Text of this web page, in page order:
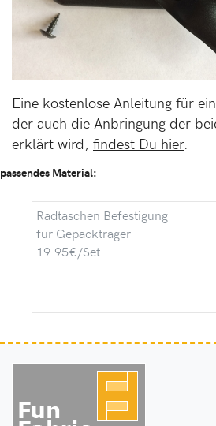
Eine kostenlose Anleitung für
der auch die Anbringung der
erklärt wird, findest Du hier.
passendes Material:
Radtaschen Befestigung
für Gepäckträger
19.95€/Set